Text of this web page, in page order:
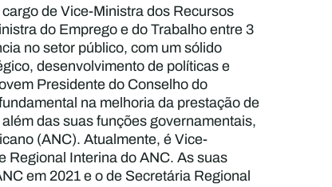
de Vice-Ministra dos Recursos
do Emprego e do Trabalho entre 3
no setor público, com um sólido
desenvolvimento de políticas e
Presidente do Conselho do
na melhoria da prestação de
das suas funções governamentais,
(ANC). Atualmente, é Vice-
Regional Interina do ANC. As suas
em 2021 e o de Secretária Regional